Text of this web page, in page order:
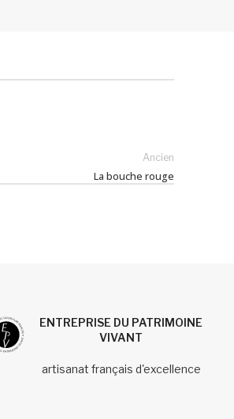
Ancien
La bouche rouge
ENTREPRISE DU PATRIMOINE
VIVANT
artisanat français d'excellence